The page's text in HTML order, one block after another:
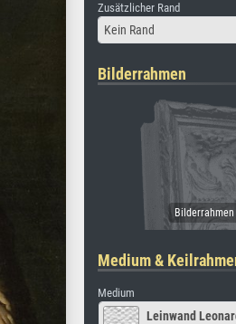
Zusätzlicher Rand
Kein Rand
Bilderrahmen
Medium &
Medium
Leinwand